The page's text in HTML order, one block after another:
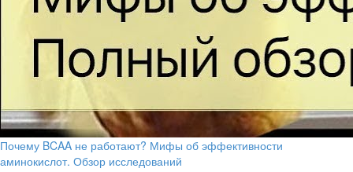
Почему BCAA не работают? Мифы об эффективности
аминокислот. Обзор исследований